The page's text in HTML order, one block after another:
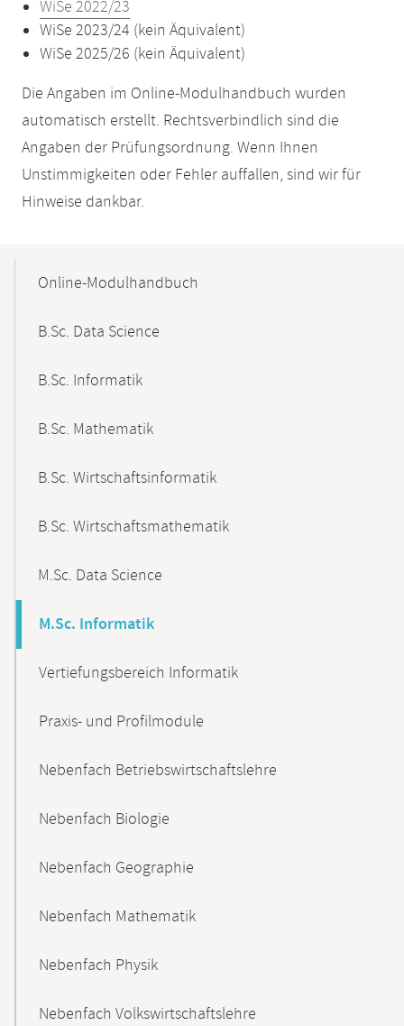
WiSe 2022/23
WiSe 2023/24 (kein Äquivalent)
WiSe 2025/26 (kein Äquivalent)
Die Angaben im Online-Modulhandbuch wurden
automatisch erstellt. Rechtsverbindlich sind die
Angaben der Prüfungsordnung. Wenn Ihnen
Unstimmigkeiten oder Fehler auffallen, sind wir für
Hinweise dankbar.
NavigationOnline-Modulhandbuch
B.Sc. Data Science
B.Sc. Informatik
B.Sc. Mathematik
B.Sc. Wirtschaftsinformatik
B.Sc. Wirtschaftsmathematik
M.Sc. Data Science
M.Sc. Informatik
Vertiefungsbereich Informatik
Praxis- und Profilmodule
Nebenfach Betriebswirtschaftslehre
Nebenfach Biologie
Nebenfach Geographie
Nebenfach Mathematik
Nebenfach Physik
Nebenfach Volkswirtschaftslehre